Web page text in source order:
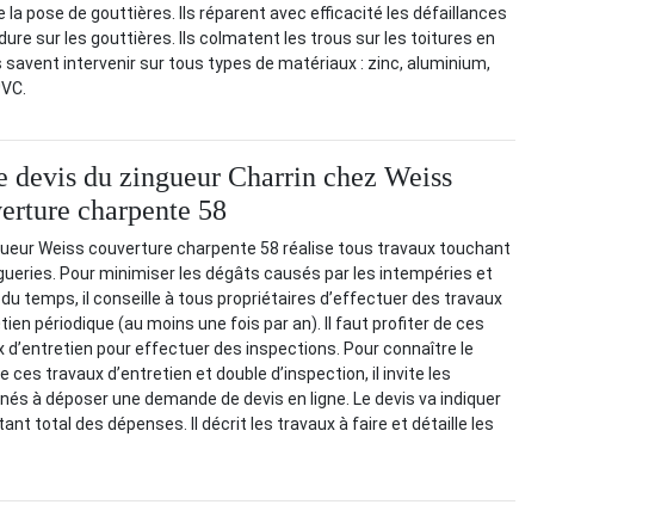
la pose de gouttières. Ils réparent avec efficacité les défaillances
sur les gouttières. Ils colmatent les trous sur les toitures en
savent intervenir sur tous types de matériaux : zinc, aluminium,
devis du zingueur Charrin chez Weiss
charpente 58
Weiss couverture charpente 58 réalise tous travaux touchant
Pour minimiser les dégâts causés par les intempéries et
du temps, il conseille à tous propriétaires d’effectuer des travaux
périodique (au moins une fois par an). Il faut profiter de ces
d’entretien pour effectuer des inspections. Pour connaître le
ces travaux d’entretien et double d’inspection, il invite les
à déposer une demande de devis en ligne. Le devis va indiquer
total des dépenses. Il décrit les travaux à faire et détaille les